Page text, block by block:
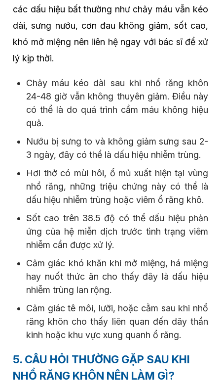
các dấu hiệu bất thường như chảy máu vẫn kéo
dài, sưng nướu, cơn đau không giảm, sốt cao,
khó mở miệng nên liên hệ ngay với bác sĩ để xử
lý kịp thời.
Chảy máu kéo dài sau khi nhổ răng khôn
24-48 giờ vẫn không thuyên giảm. Điều này
có thể là do quá trình cầm máu không hiệu
quả.
Nướu bị sưng to và không giảm sưng sau 2-
3 ngày, đây có thể là dấu hiệu nhiễm trùng.
Hơi thở có mùi hôi, ổ mủ xuất hiện tại vùng
nhổ răng, những triệu chứng này có thể là
dấu hiệu nhiễm trùng hoặc viêm ổ răng khô.
Sốt cao trên 38.5 độ có thể dấu hiệu phản
ứng của hệ miễn dịch trước tình trạng viêm
nhiễm cần được xử lý.
Cảm giác khó khăn khi mở miệng, há miệng
hay nuốt thức ăn cho thấy đây là dấu hiệu
nhiễm trùng lan rộng.
Cảm giác tê môi, lưỡi, hoặc cằm sau khi nhổ
răng khôn cho thấy liên quan đến dây thần
kinh hoặc khu vực xung quanh ổ răng.
5. CÂU HỎI THƯỜNG GẶP SAU KHI
NHỔ RĂNG KHÔN NÊN LÀM GÌ?